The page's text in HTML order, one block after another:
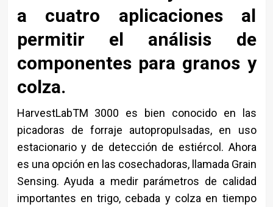
a cuatro aplicaciones al
permitir el análisis de
componentes para granos y
colza.
HarvestLabTM 3000 es bien conocido en las
picadoras de forraje autopropulsadas, en uso
estacionario y de detección de estiércol. Ahora
es una opción en las cosechadoras, llamada Grain
Sensing. Ayuda a medir parámetros de calidad
importantes en trigo, cebada y colza en tiempo